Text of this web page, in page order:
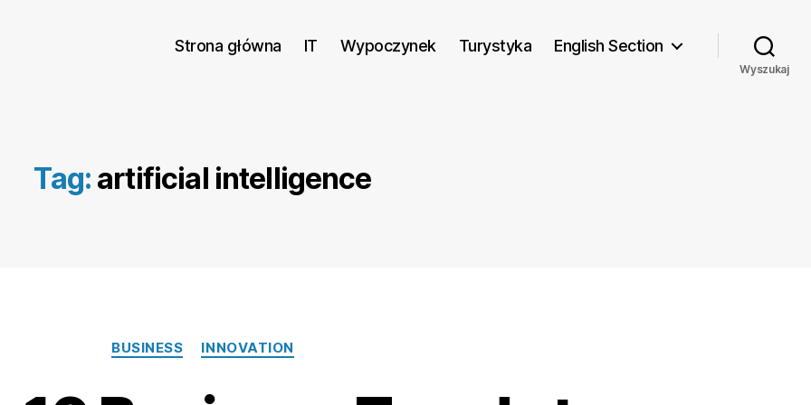
Strona główna IT Wypoczynek Turystyka English Section
Wyszukaj
Tag: artificial intelligence
Kategorie
BUSINESS INNOVATION